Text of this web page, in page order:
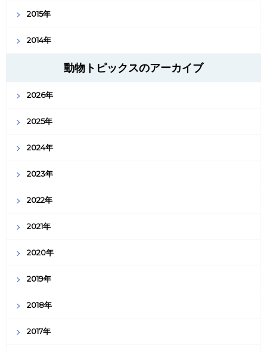
2015年
2014年
動物トピックスのアーカイブ
2026年
2025年
2024年
2023年
2022年
2021年
2020年
2019年
2018年
2017年